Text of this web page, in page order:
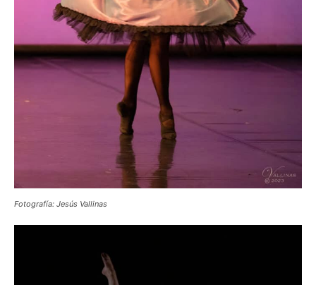
Fotografía: Jesús Vallinas